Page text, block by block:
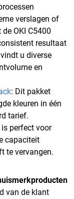
verslagen of
OKI C5400
resultaat
u diverse
en
: Dit pakket
kleuren in één
tarief.
is perfect voor
capaciteit
te vervangen.
van de klant